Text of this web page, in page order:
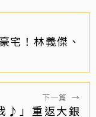
宅！林義傑、
下一篇 →
♪」重返大銀